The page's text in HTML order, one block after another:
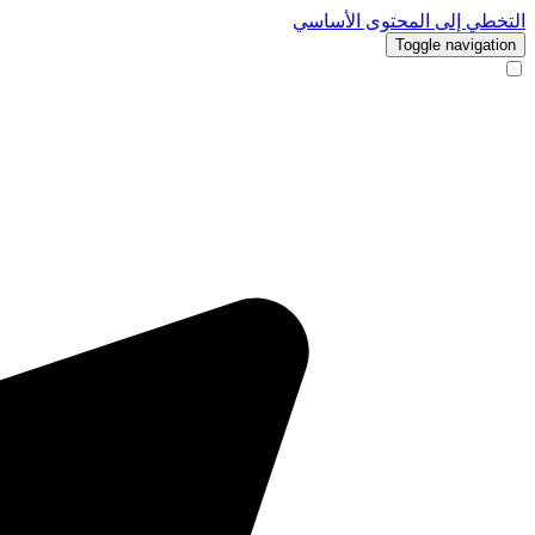
التخطي إلى المحتوى الأساسي
Toggle navigation